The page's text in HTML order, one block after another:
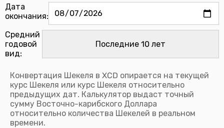
Дата
окончания:
Средний
годовой
вид:
Конвертация Шекеля в XCD опирается на текущей
курс Шекеля или курс Шекеля относительно
предыдущих дат. Калькулятор выдаст точный
сумму Восточно-карибского Доллара
относительно количества Шекелей в реальном
времени.